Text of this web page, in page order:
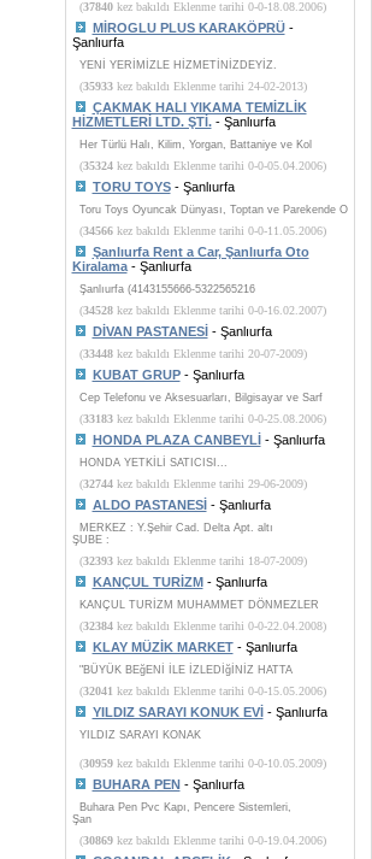
(37840kez bakıldı Eklenme tarihi 0-0-18.08.2006)
MİROGLU PLUS KARAKÖPRÜ-
Şanlıurfa
YENİ YERİMİZLE HİZMETİNİZDEYİZ.
(35933kez bakıldı Eklenme tarihi 24-02-2013)
ÇAKMAK HALI YIKAMA TEMİZLİK
HİZMETLERİ LTD. ŞTİ.- Şanlıurfa
Her Türlü Halı, Kilim, Yorgan, Battaniye ve Kol
(35324kez bakıldı Eklenme tarihi 0-0-05.04.2006)
TORU TOYS- Şanlıurfa
Toru Toys Oyuncak Dünyası, Toptan ve Parekende O
(34566kez bakıldı Eklenme tarihi 0-0-11.05.2006)
Şanlıurfa Rent a Car, Şanlıurfa Oto
Kiralama- Şanlıurfa
Şanlıurfa (4143155666-5322565216
(34528kez bakıldı Eklenme tarihi 0-0-16.02.2007)
DİVAN PASTANESİ- Şanlıurfa
(33448kez bakıldı Eklenme tarihi 20-07-2009)
KUBAT GRUP- Şanlıurfa
Cep Telefonu ve Aksesuarları, Bilgisayar ve Sarf
(33183kez bakıldı Eklenme tarihi 0-0-25.08.2006)
HONDA PLAZA CANBEYLİ- Şanlıurfa
HONDA YETKİLİ SATICISI...
(32744kez bakıldı Eklenme tarihi 29-06-2009)
ALDO PASTANESİ- Şanlıurfa
MERKEZ : Y.Şehir Cad. Delta Apt. altı
ŞUBE :
(32393kez bakıldı Eklenme tarihi 18-07-2009)
KANÇUL TURİZM- Şanlıurfa
KANÇUL TURİZM MUHAMMET DÖNMEZLER
(32384kez bakıldı Eklenme tarihi 0-0-22.04.2008)
KLAY MÜZİK MARKET- Şanlıurfa
"BÜYÜK BEğENİ İLE İZLEDİğİNİZ HATTA
(32041 kez bakıldı Eklenme tarihi 0-0-15.05.2006)
YILDIZ SARAYI KONUK EVİ- Şanlıurfa
YILDIZ SARAYI KONAK
(30959kez bakıldı Eklenme tarihi 0-0-10.05.2009)
BUHARA PEN- Şanlıurfa
Buhara Pen Pvc Kapı, Pencere Sistemleri,
Şan
(30869kez bakıldı Eklenme tarihi 0-0-19.04.2006)